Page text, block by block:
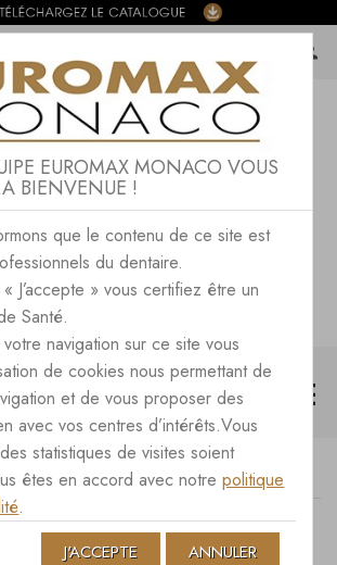
NEWS DU BLOG
DE BLOG
EUROMAX MONACO VOUS
BIENVENUE !
que le contenu de ce site est
du dentaire.
J’accepte » vous certifiez être un
Santé.
navigation sur ce site vous
de cookies nous permettant de
et de vous proposer des
avec vos centres d’intérêts.Vous
statistiques de visites soient
êtes en accord avec notrepolitique
.
J'ACCEPTE ANNULER